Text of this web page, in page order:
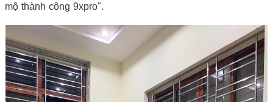
mộ thành công 9xpro".